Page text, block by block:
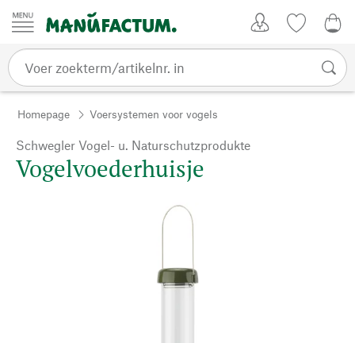
Passer au contenu
Homepage Voersystemen voor vogels
Schwegler Vogel- u. Naturschutzprodukte
Vogelvoederhuisje